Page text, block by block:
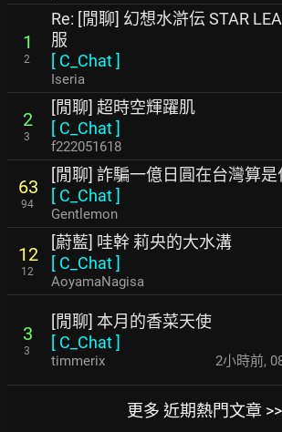
1
2
Re: [閒聊] 幻想水滸伝 STAR
服
[ C_Chat]
Iseria
2
3
[閒聊] 超時空輝躍肌
[ C_Chat]
f222051618
63
94
[閒聊] 詐騙一億日圓在台灣算是
[ C_Chat]
Gentlemon
12
12
[蔚藍] 哇幹 莉央的大水溝
[ C_Chat]
AoyamaNagisa
3
3
[閒聊] 本月的香菜天使
[ C_Chat]
timmerix 2小時前,
更多 近期熱門文章 >>